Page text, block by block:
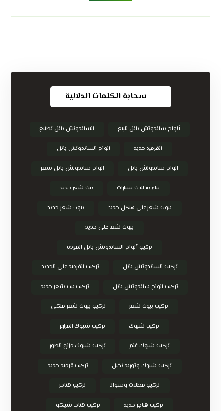
سحابة الكلمات الدلالية
ألواح ساندوتش بانل للبيع الساندوتش بانل تصنيع
القرميد حديد الواح الساندوتش بانل
الواح ساندوتش بانل الواح ساندوتش بانل سعر
بناء مظلات سيارات بيت شعر حديد
بيوت شعر على هيكل حديد بيوت شعر حديد
بيوت شعر على حديد
تركيب ألواح الساندوتش بانل المبردة
تركيب الساندوتش بانل تركيب القرميد على الحديد
تركيب الواح ساندوتش بانل تركيب بيت شعر حديد
تركيب بيوت شعر تركيب بيوت شعر ملكي
تركيب شبوك تركيب شبوك المزارع
تركيب شبوك غنم تركيب شبوك مزارع الصور
تركيب شبوك وتوريد نخيل تركيب قرميد حديد
تركيب مظلات وسواتر تركيب هناجر
تركيب هناجر حديد تركيب هناجر شينكو